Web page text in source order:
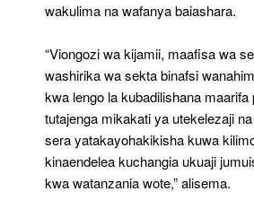
wakulima na wafanya baiashara.
“Viongozi wa kijamii, maafisa wa
washirika wa sekta binafsi
kwa lengo la kubadilishana maarifa
tutajenga mikakati ya utekelezaji
sera yatakayohakikisha kuwa
kinaendelea kuchangia ukuaji
kwa watanzania wote,” alisema.